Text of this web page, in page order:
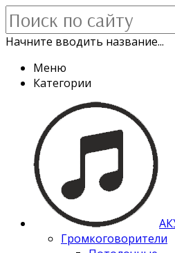
Начните вводить название...
Меню
Категории
Громкоговорители